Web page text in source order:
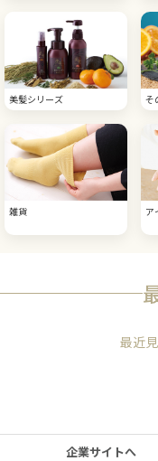
美髪シリーズ そ
雑貨 ア
最近
企業サイトへ